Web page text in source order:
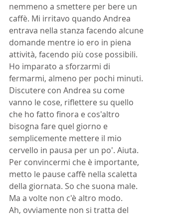
nemmeno a smettere per bere un
caffè. Mi irritavo quando Andrea
entrava nella stanza facendo alcune
domande mentre io ero in piena
attività, facendo più cose possibili.
Ho imparato a sforzarmi di
fermarmi, almeno per pochi minuti.
Discutere con Andrea su come
vanno le cose, riflettere su quello
che ho fatto finora e cos'altro
bisogna fare quel giorno e
semplicemente mettere il mio
cervello in pausa per un po'. Aiuta.
Per convincermi che è importante,
metto le pause caffè nella scaletta
della giornata. So che suona male.
Ma a volte non c'è altro modo.
Ah, ovviamente non si tratta del